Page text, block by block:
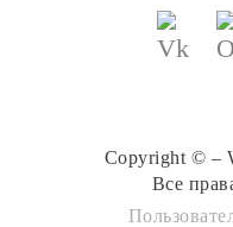
Copyright © –
Все